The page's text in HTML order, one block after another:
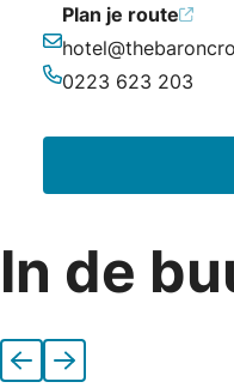
Plan je route
E-mailadres
0223 623 203
In de
VorigeVolgende